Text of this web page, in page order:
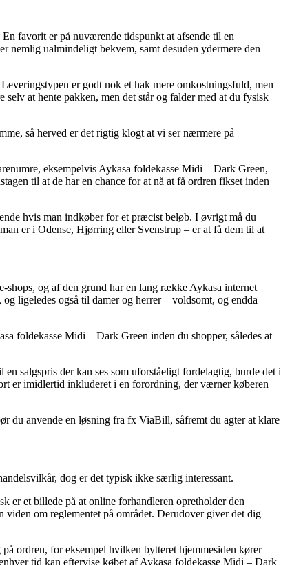
favorit er på nuværende tidspunkt at afsende til en
nemlig ualmindeligt bekvem, samt desuden ydermere den
er godt nok et hak mere omkostningsfuld, men
at hente pakken, men det står og falder med at du fysisk
så herved er det rigtig klogt at vi ser nærmere på
eksempelvis Aykasa foldekasse Midi – Dark Green,
til at de har en chance for at nå at få ordren fikset inden
hvis man indkøber for et præcist beløb. I øvrigt må du
er i Odense, Hjørring eller Svenstrup – er at få dem til at
og af den grund har en lang række Aykasa internet
ligeledes også til damer og herrer – voldsomt, og endda
foldekasse Midi – Dark Green inden du shopper, således at
salgspris der kan ses som uforståeligt fordelagtig, burde det i
er imidlertid inkluderet i en forordning, der værner køberen
du anvende en løsning fra fx ViaBill, såfremt du agter at klare
dog er det typisk ikke særlig interessant.
er et billede på at online forhandleren opretholder den
om reglementet på området. Derudover giver det dig
ordren, for eksempel hvilken bytteret hjemmesiden kører
tid kan eftervise købet af Aykasa foldekasse Midi – Dark